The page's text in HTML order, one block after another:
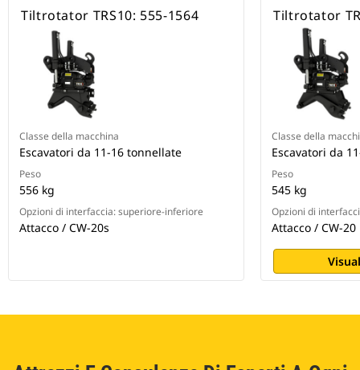
Tiltrotator TRS10: 555-1564
Classe della macchina
Escavatori da 11-16 tonnellate
Peso
556 kg
Opzioni di interfaccia: superiore-inferiore
Attacco / CW-20s
Tiltrotator
Classe della
Escavatori da
Peso
545 kg
Opzioni di
Attacco / CW-20